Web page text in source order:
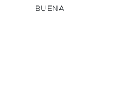
Servicio muy completo